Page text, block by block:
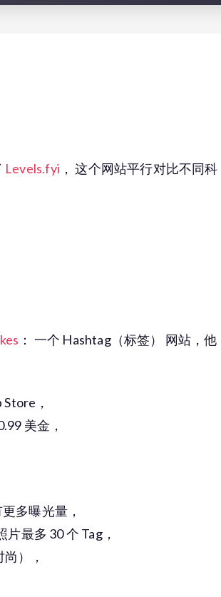
Levels.fyi ， 这个网站平行对比不同科
： 一个 Hashtag（标签） 网站，他
，
美金，
多曝光量，
最多 30 个 Tag，
），